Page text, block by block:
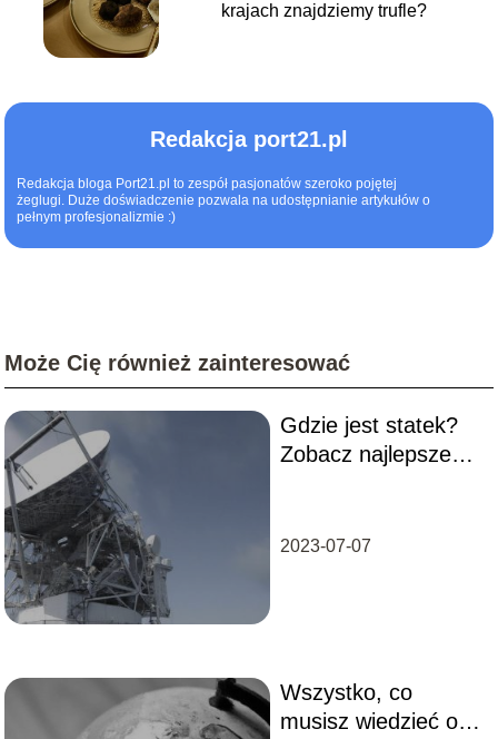
krajach znajdziemy trufle?
Redakcja port21.pl
Redakcja bloga Port21.pl to zespół pasjonatów szeroko pojętej
żeglugi. Duże doświadczenie pozwala na udostępnianie artykułów o
pełnym profesjonalizmie :)
Może Cię również zainteresować
Gdzie jest statek?
Zobacz najlepsze
2023-07-07
Wszystko, co
musisz wiedzieć o